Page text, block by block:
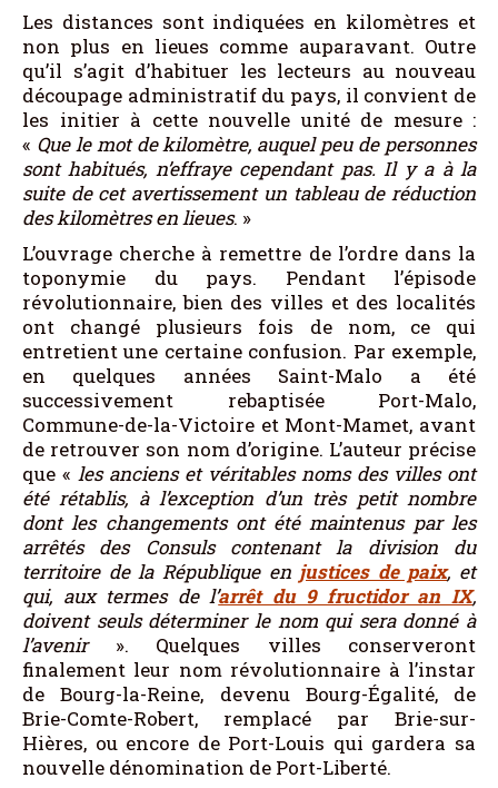
Les distances sont indiquées en kilomètres et
non plus en lieues comme auparavant. Outre
qu’il s’agit d’habituer les lecteurs au nouveau
découpage administratif du pays, il convient de
les initier à cette nouvelle unité de mesure :
« Que le mot de kilomètre, auquel peu de personnes
sont habitués, n’effraye cependant pas. Il y a à la
suite de cet avertissement un tableau de réduction
des kilomètres en lieues. »
L’ouvrage cherche à remettre de l’ordre dans la
toponymie du pays. Pendant l’épisode
révolutionnaire, bien des villes et des localités
ont changé plusieurs fois de nom, ce qui
entretient une certaine confusion. Par exemple,
en quelques années Saint-Malo a été
successivement rebaptisée Port-Malo,
Commune-de-la-Victoire et Mont-Mamet, avant
de retrouver son nom d’origine. L’auteur précise
que « les anciens et véritables noms des villes ont
été rétablis, à l’exception d’un très petit nombre
dont les changements ont été maintenus par les
arrêtés des Consuls contenant la division du
territoire de la République en justices de paix, et
qui, aux termes de l’arrêt du 9 fructidor an IX,
doivent seuls déterminer le nom qui sera donné à
l’avenir». Quelques villes conserveront
finalement leur nom révolutionnaire à l’instar
de Bourg-la-Reine, devenu Bourg-Égalité, de
Brie-Comte-Robert, remplacé par Brie-sur-
Hières, ou encore de Port-Louis qui gardera sa
nouvelle dénomination de Port-Liberté.